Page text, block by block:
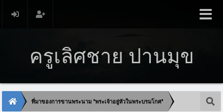
ครูเลิศชาย ปานมุข
ที่มาของการขานพระนาม "พระเจ้าอยู่หัวในพระบรมโกศ"